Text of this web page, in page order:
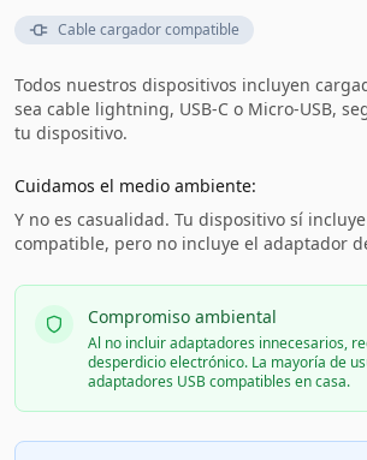
Cable cargador compatible
Todos nuestros dispositivos incluyen
sea cable lightning, USB-C o Micro-USB,
tu dispositivo.
Cuidamos el medio ambiente:
Y no es casualidad. Tu dispositivo sí
compatible, pero no incluye el adaptador
Compromiso ambiental
Al no incluir adaptadores innecesarios,
desperdicio electrónico. La mayoría de
adaptadores USB compatibles en casa.